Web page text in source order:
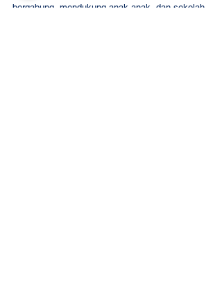
bergabung, mendukung anak-anak, dan sekolah